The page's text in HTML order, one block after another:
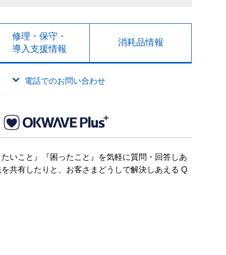
修理・保守・
導入支援情報
消耗品情報
電話でのお問い合わせ
いこと』『困ったこと』を気軽に質問・回答しあ
共有したりと、お客さまどうしで解決しあえる Q